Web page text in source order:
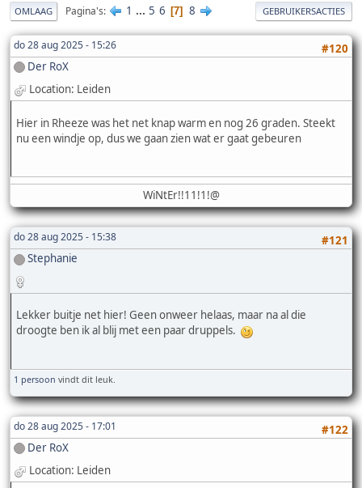
OMLAAG Pagina's 1 ... 5 6 7 8 GEBRUIKERSACTIES
do 28 aug 2025 - 15:26
#120
Der RoX
Location: Leiden
Hier in Rheeze was het net knap warm en nog 26 graden. Steekt
nu een windje op, dus we gaan zien wat er gaat gebeuren
WiNtEr!!11!1!@
do 28 aug 2025 - 15:38
#121
Stephanie
Lekker buitje net hier! Geen onweer helaas, maar na al die
droogte ben ik al blij met een paar druppels.
1 persoon vindt dit leuk.
do 28 aug 2025 - 17:01
#122
Der RoX
Location: Leiden